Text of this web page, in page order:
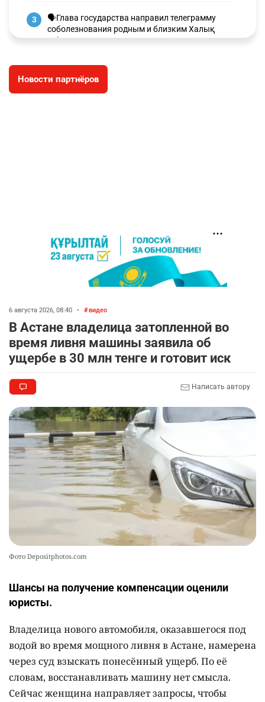
3
🗣Глава государства направил телеграмму
соболезнования родным и близким Халық
қаһарманы Ивана Гапича
🇫🇷 Клуб ПСЖ объявил об открытии своей
футбольной академии в Астане
🐏 Скота больше, а мясо дороже. Почему в
Казахстане продолжают расти цены на
баранину и конину
8
🏠 Оправданному пастуху из Актобе подарили
квартиру
2301 7 71
9
2284 0 50
10 🌟 Ступень ракеты SpaceX врежется в Луну
2340 1 22
Новости партнёров
6 августа 2026, 08:40 • видео
В Астане владелица затопленной во
время ливня машины заявила об
ущербе в 30 млн тенге и готовит иск
Написать автору
Фото Depositphotos.com
Шансы на получение компенсации оценили
юристы.
Владелица нового автомобиля, оказавшегося под
водой во время мощного ливня в Астане, намерена
через суд взыскать понесённый ущерб. По её
словам, восстанавливать машину нет смысла.
Сейчас женщина направляет запросы, чтобы